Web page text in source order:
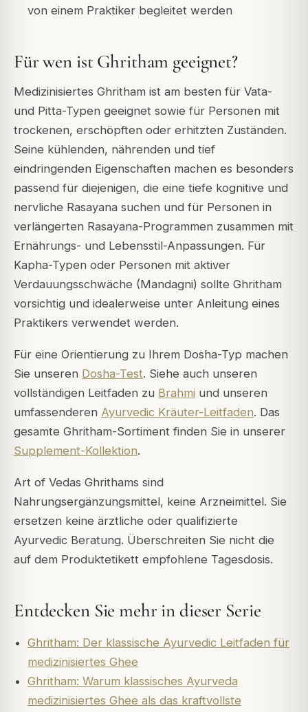
von einem Praktiker begleitet werden
Für wen ist Ghritham geeignet?
Medizinisiertes Ghritham ist am besten für Vata-
und Pitta-Typen geeignet sowie für Personen mit
trockenen, erschöpften oder erhitzten Zuständen.
Seine kühlenden, nährenden und tief
eindringenden Eigenschaften machen es besonders
passend für diejenigen, die eine tiefe kognitive und
nervliche Rasayana suchen und für Personen in
verlängerten Rasayana-Programmen zusammen mit
Ernährungs- und Lebensstil-Anpassungen. Für
Kapha-Typen oder Personen mit aktiver
Verdauungsschwäche (Mandagni) sollte Ghritham
vorsichtig und idealerweise unter Anleitung eines
Praktikers verwendet werden.
Für eine Orientierung zu Ihrem Dosha-Typ machen
Sie unseren Dosha-Test. Siehe auch unseren
vollständigen Leitfaden zu Brahmi und unseren
umfassenderen Ayurvedic Kräuter-Leitfaden. Das
gesamte Ghritham-Sortiment finden Sie in unserer
Supplement-Kollektion.
Art of Vedas Ghrithams sind
Nahrungsergänzungsmittel, keine Arzneimittel. Sie
ersetzen keine ärztliche oder qualifizierte
Ayurvedic Beratung. Überschreiten Sie nicht die
auf dem Produktetikett empfohlene Tagesdosis.
Entdecken Sie mehr in dieser Serie
Ghritham: Der klassische Ayurvedic Leitfaden für
medizinisiertes Ghee
Ghritham: Warum klassisches Ayurveda
medizinisiertes Ghee als das kraftvollste